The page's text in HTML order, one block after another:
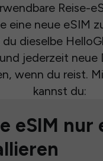
Reise-
eine neue eSIM
du dieselbe
jederzeit neue
wenn du reist.
kannst du:
eSIM nur